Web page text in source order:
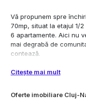
Oferte imobiliare Cluj-
Vă propunem spre
70mp, situat la etajul 1/
6 apartamente. Aici nu
mai degrabă de
contează.
Poziționat retras de la
avantajul unui acces
Citește mai mult